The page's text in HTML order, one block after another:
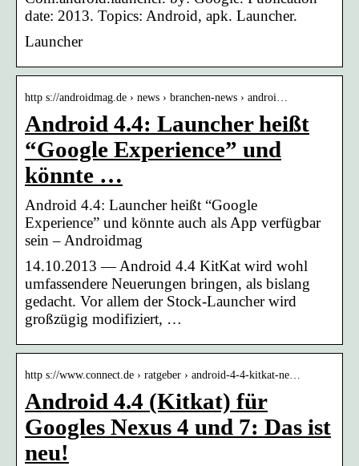
date: 2013. Topics: Android, apk. Launcher.
Launcher
http s://androidmag.de › news › branchen-news › androi…
Android 4.4: Launcher heißt
“Google Experience” und
könnte …
Android 4.4: Launcher heißt “Google
Experience” und könnte auch als App verfügbar
sein – Androidmag
14.10.2013 — Android 4.4 KitKat wird wohl
umfassendere Neuerungen bringen, als bislang
gedacht. Vor allem der Stock-Launcher wird
großzügig modifiziert, …
http s://www.connect.de › ratgeber › android-4-4-kitkat-ne…
Android 4.4 (Kitkat) für
Googles Nexus 4 und 7: Das ist
neu!